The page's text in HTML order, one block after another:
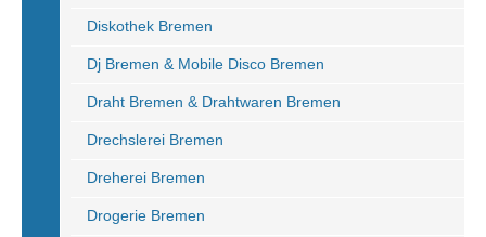
Diskothek Bremen
Dj Bremen & Mobile Disco Bremen
Draht Bremen & Drahtwaren Bremen
Drechslerei Bremen
Dreherei Bremen
Drogerie Bremen